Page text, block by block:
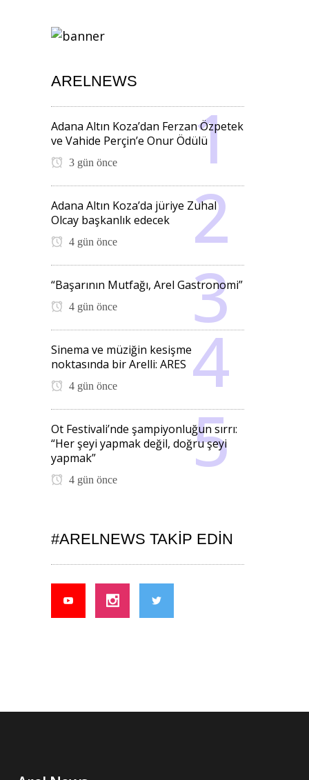
ARELNEWS
Adana Altın Koza’dan Ferzan Özpetek
ve Vahide Perçin’e Onur Ödülü
3 gün önce
Adana Altın Koza’da jüriye Zuhal
Olcay başkanlık edecek
4 gün önce
“Başarının Mutfağı, Arel Gastronomi”
4 gün önce
Sinema ve müziğin kesişme
noktasında bir Arelli: ARES
4 gün önce
Ot Festivali’nde şampiyonluğun sırrı:
“Her şeyi yapmak değil, doğru şeyi
yapmak”
4 gün önce
#ARELNEWS TAKIP EDIN